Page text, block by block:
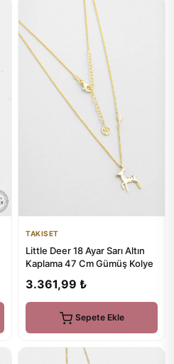
TAKISET
Little Deer 18 Ayar Sarı Altın
Kaplama 47 Cm Gümüş Kolye
3.361,99 ₺
Sepete Ekle